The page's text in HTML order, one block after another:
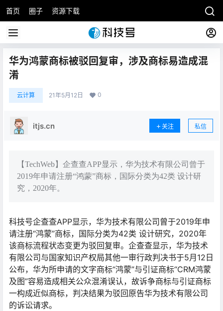
首页 圈子 资源下载
华为鸿蒙商标被驳回复审，涉及商标易造成混
淆
云计算 21年5月12日 0
itjs.cn 关注 私信
【TechWeb】企查查APP显示，华为技术有限公司曾于
2019年申请注册“鸿蒙”商标，国际分类为42类 设计研
究，2020年。
科技号企查查APP显示，华为技术有限公司曾于2019年申
请注册“鸿蒙”商标，国际分类为42类 设计研究，2020年
该商标流程状态变更为驳回复审。企查查显示，华为技术
有限公司与国家知识产权局其他一审行政判决书于5月12日
公布，华为所申请的文字商标“鸿蒙”与引证商标“CRM鸿蒙
及图”容易造成相关公众混淆误认，故诉争商标与引证商标
一构成近似商标，判决结果为驳回原告华为技术有限公司
的诉讼请求。